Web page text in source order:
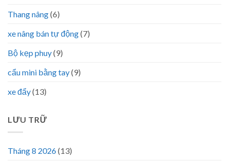
Thang nâng(6)
xe nâng bán tự động(7)
Bộ kẹp phuy(9)
cẩu mini bằng tay(9)
xe đẩy(13)
LƯU TRỮ
Tháng 8 2026(13)